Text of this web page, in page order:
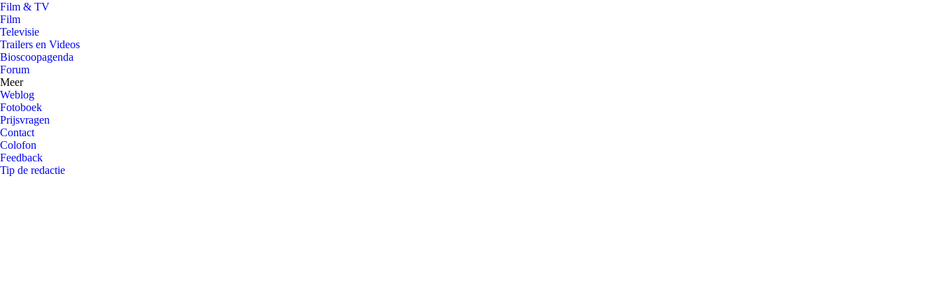
Film & TV
Film
Televisie
Trailers en Videos
Bioscoopagenda
Forum
Meer
Weblog
Fotoboek
Prijsvragen
Contact
Colofon
Feedback
Tip de redactie